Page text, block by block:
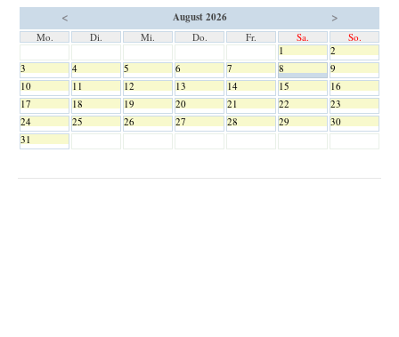
< August 2026 >
Mo. Di. Mi. Do. Fr. Sa.
So.
1
2
3
4 5 6 7 8
9
10
11 12 13 14 15
16
17
18 19 20 21 22
23
24
25 26 27 28 29
30
31